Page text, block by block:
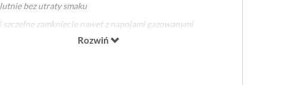
bez utraty smaku
szczelne zamknięcie nawet z napojami gazowanymi
w wielu kolorachRozwiń